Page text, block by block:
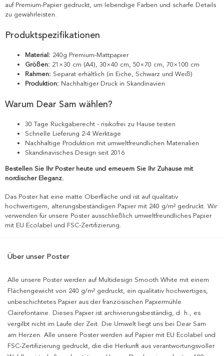
auf Premium-Papier gedruckt, um lebendige Farben und scharfe Details
zu gewährleisten.
Produktspezifikationen
Material: 240g Premium-Mattpapier
Größen: 21×30 cm (A4), 30×40 cm, 50×70 cm, 70×100 cm
Rahmen: Separat erhältlich (in Eiche, Schwarz und Weiß)
Produktion: Nachhaltiger Druck in Skandinavien
Warum Dear Sam wählen?
30 Tage Rückgaberecht - risikofrei zu Hause testen
Schnelle Lieferung 2-4 Werktage
Nachhaltige Produktion mit umweltfreundlichen Materialien
Skandinavisches Design seit 2016
Bestellen Sie Ihr Poster heute und erneuern Sie Ihr Zuhause mit
nordischer Eleganz.
Das Poster hat eine matte Oberfläche und ist auf qualitativ
hochwertigem, alterungsbeständigen Papier mit 240 g/m² gedruckt. Wir
verwenden für unsere Poster ausschließlich umweltfreundliches Papier
mit EU Ecolabel und FSC-Zertifizierung.
Über unser Poster
Alle unsere Poster werden auf Multidesign Smooth White mit einem
Flächengewicht von 240 g/m² gedruckt, ein qualitativ hochwertiges,
unbeschichtetes Papier aus der französischen Papiermühle
Clairefontaine. Dieses Papier ist archivierungsbeständig, d. h., es
vergilbt nicht im Laufe der Zeit. Die Umwelt liegt uns bei Dear Sam
am Herzen. Alle unsere Poster werden auf Papier mit EU Ecolabel und
FSC-Zertifizierung gedruckt, die die Herkunft aus verantwortungsvoller